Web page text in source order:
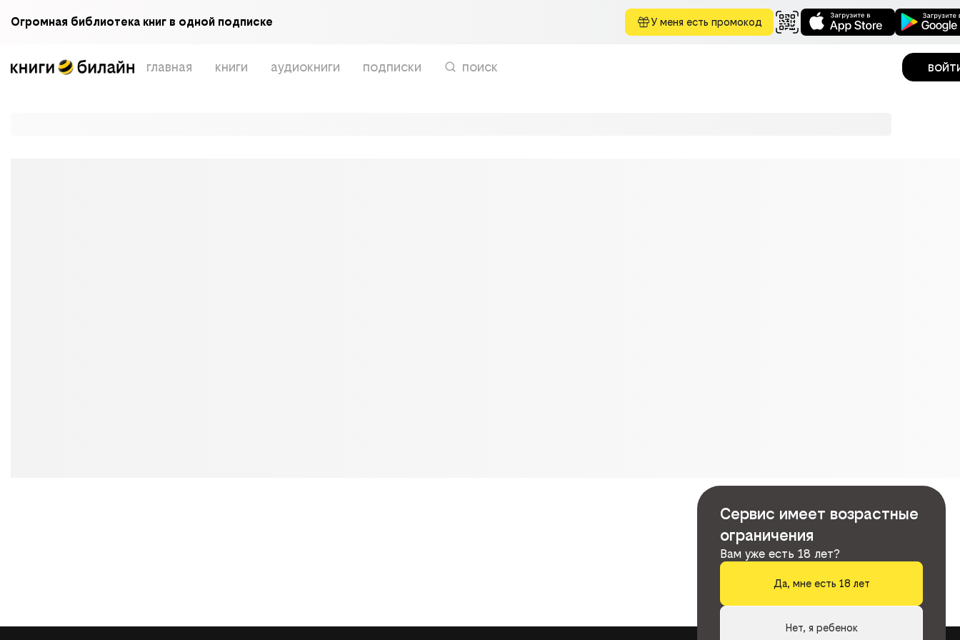
Огромная библиотека книг в одной подписке У меня есть промокод
главная книги аудиокниги подписки поиск
Сервис имеет возрастные
ограничения
Вам уже есть 18 лет?
Да, мне есть 18 лет
Нет, я ребенок